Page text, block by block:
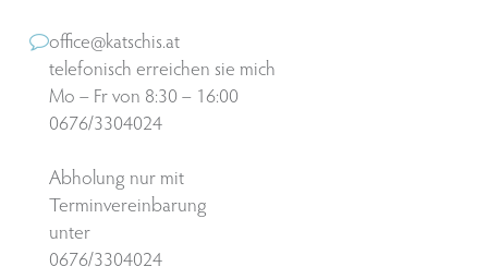
office@katschis.at
telefonisch erreichen sie mich
Mo – Fr von 8:30 – 16:00
0676/3304024
Abholung nur mit
Terminvereinbarung
unter
0676/3304024